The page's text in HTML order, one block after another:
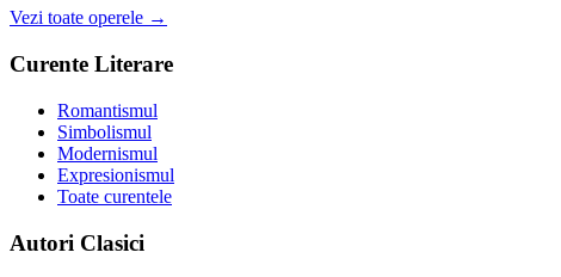
Vezi toate operele →
Curente Literare
Romantismul
Simbolismul
Modernismul
Expresionismul
Toate curentele
Autori Clasici